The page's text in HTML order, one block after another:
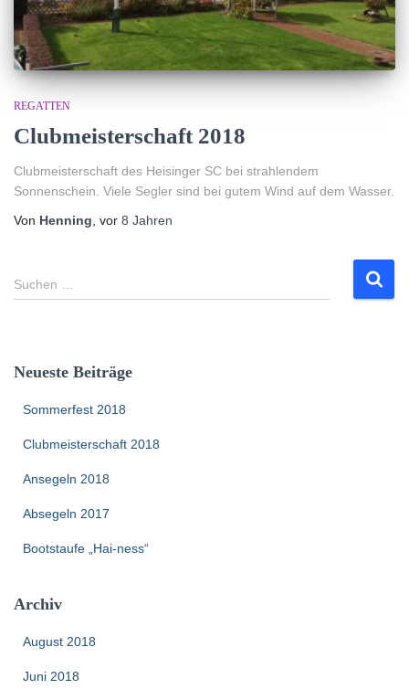
REGATTEN
Clubmeisterschaft 2018
Clubmeisterschaft des Heisinger SC bei strahlendem
Sonnenschein. Viele Segler sind bei gutem Wind auf dem Wasser.
Von Henning , vor 8 Jahren
S
u
n
Suchen …
Neueste Beiträge
Sommerfest 2018
Clubmeisterschaft 2018
Ansegeln 2018
Absegeln 2017
Bootstaufe „Hai-ness“
Archiv
August 2018
Juni 2018